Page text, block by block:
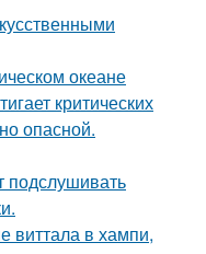
океане
критических
опасной.
подслушивать
виттала в хампи,